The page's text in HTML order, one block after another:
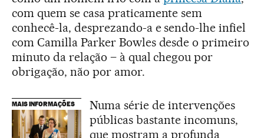
com quem se casa praticamente sem
conhecê-la, desprezando-a e sendo-lhe infiel
com Camilla Parker Bowles desde o primeiro
minuto da relação – à qual chegou por
obrigação, não por amor.
MAIS INFORMAÇÕES
Numa série de intervenções
públicas bastante incomuns,
que mostram a profunda